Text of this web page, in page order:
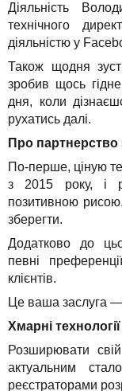
Діяльність
технічного
діяльністю у
Також щодня
зробив щось
дня, коли
рухатись далі.
Про партнерство
По-перше, ціную
з 2015 року, і
позитивною
зберегти.
Додатково до
певні
клієнтів.
Це ваша заслуга —
Хмарні
Розширювати
актуальним
реєстраторами